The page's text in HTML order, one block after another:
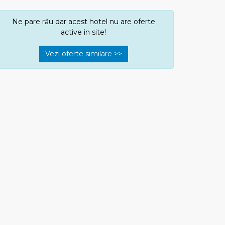
Ne pare rău dar acest hotel nu are oferte
active in site!
Vezi oferte similare >>